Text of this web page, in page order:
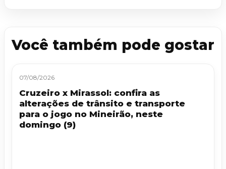
Você também pode gostar
07/08/2026
Cruzeiro x Mirassol: confira as
alterações de trânsito e transporte
para o jogo no Mineirão, neste
domingo (9)